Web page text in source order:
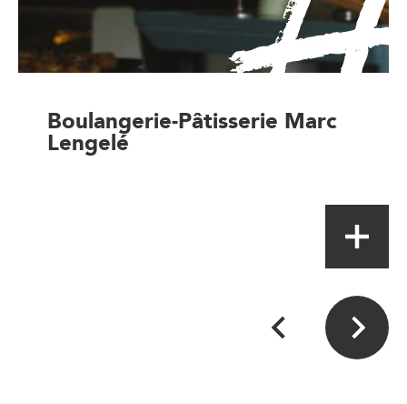
Boulangerie-Pâtisserie Marc
Lengelé